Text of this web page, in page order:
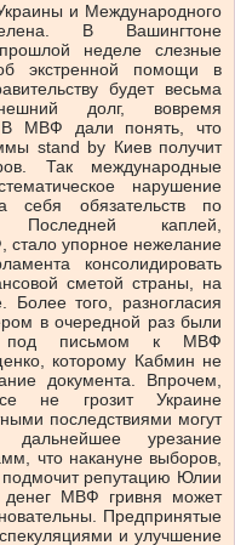
и Международного
В Вашингтоне
неделе слезные
экстренной помощи в
будет весьма
долг, вовремя
В МВФ дали понять, что
stand by Киев получит
Так международные
нарушение
себя обязательств по
Последней каплей,
упорное нежелание
консолидировать
сметой страны, на
того, разногласия
в очередной раз были
под письмом к МВФ
которому Кабмин не
документа. Впрочем,
не грозит Украине
последствиями могут
урезание
что накануне выборов,
репутацию Юлии
МВФ гривня может
Предпринятые
и улучшение